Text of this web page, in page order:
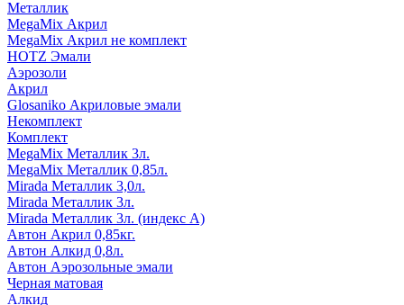
Металлик
MegaMix Акрил
MegaMix Акрил не комплект
HOTZ Эмали
Аэрозоли
Акрил
Glosaniko Акриловые эмали
Некомплект
Комплект
MegaMix Металлик 3л.
MegaMix Металлик 0,85л.
Mirada Металлик 3,0л.
Mirada Металлик 3л.
Mirada Металлик 3л. (индекс А)
Автон Акрил 0,85кг.
Автон Алкид 0,8л.
Автон Аэрозольные эмали
Черная матовая
Алкид